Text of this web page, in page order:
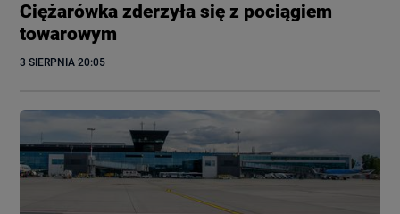
Ciężarówka zderzyła się z pociągiem
towarowym
3 SIERPNIA 20:05